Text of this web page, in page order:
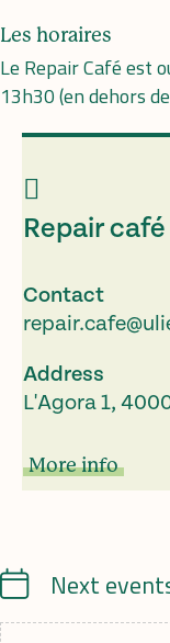
Les horaires
Le Repair Café est
13h30 (en dehors
Repair
Contact
Address
L'Agora 1,
More info
Calendrier
Next